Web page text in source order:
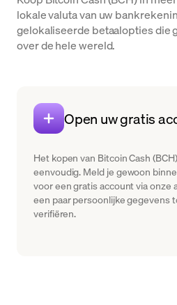
lokale valuta van uw
gelokaliseerde betaalopties die
over de hele wereld.
Open uw gratis
Het kopen van Bitcoin Cash
eenvoudig. Meld je gewoon
voor een gratis account via onze
een paar persoonlijke gegevens
verifiëren.